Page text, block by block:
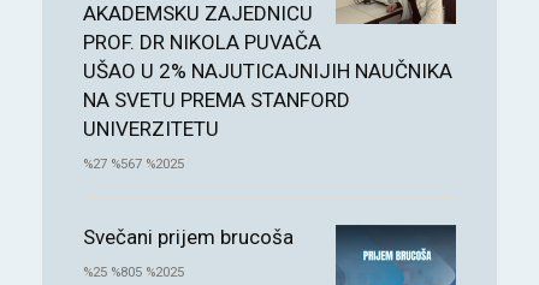
AKADEMSKU ZAJEDNICU
PROF. DR NIKOLA PUVAČA
UŠAO U 2% NAJUTICAJNIJIH NAUČNIKA
NA SVETU PREMA STANFORD
UNIVERZITETU
%27 %567 %2025
Svečani prijem brucoša
%25 %805 %2025